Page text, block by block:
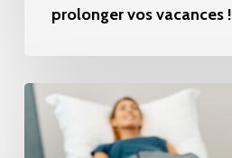
prolonger vos vacances !
Les
bienfaits